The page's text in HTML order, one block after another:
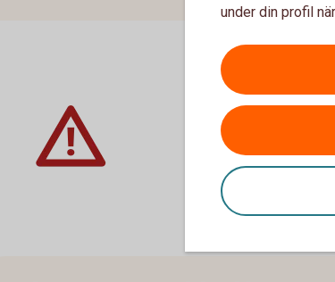
leda
dig
under din profil